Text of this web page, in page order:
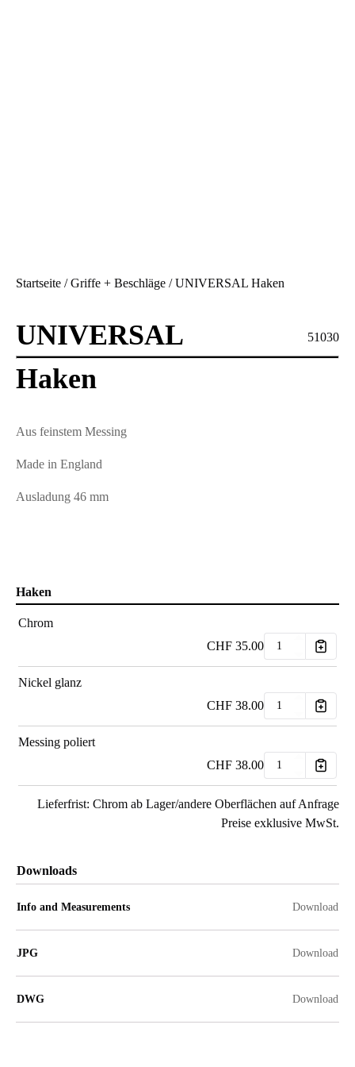
Startseite /Griffe + Beschläge / UNIVERSAL Haken
51030
UNIVERSAL
Haken
Aus feinstem Messing
Made in England
Ausladung 46 mm
Haken
Chrom
CHF 35.00
Nickel glanz
CHF 38.00
Messing poliert
CHF 38.00
Lieferfrist: Chrom ab Lager/andere Oberflächen auf Anfrage
Preise exklusive MwSt.
Downloads
Info and Measurements Download
JPG Download
DWG Download